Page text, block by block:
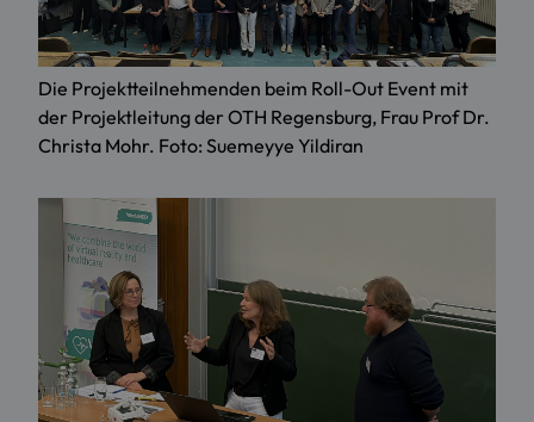
Die Projektteilnehmenden beim Roll-Out Event mit
der Projektleitung der OTH Regensburg, Frau Prof Dr.
Christa Mohr. Foto: Suemeyye Yildiran